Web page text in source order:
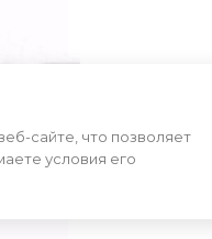
сайте, что позволяет
условия его